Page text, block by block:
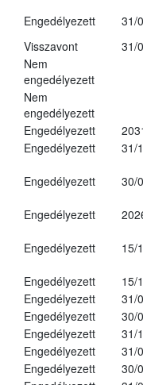
Engedélyezett
31/
Visszavont
31/
Nem
engedélyezett
Nem
engedélyezett
Engedélyezett
Engedélyezett
31/
Engedélyezett 30/
Engedélyezett
Engedélyezett 15/
Engedélyezett
15/
Engedélyezett
31/
Engedélyezett
30/
Engedélyezett
31/
Engedélyezett
31/
Engedélyezett
30/